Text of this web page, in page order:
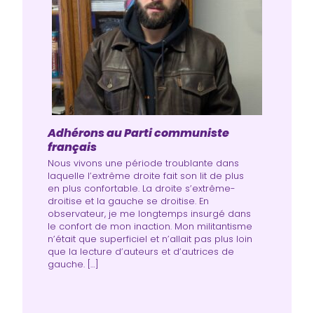
Adhérons au Parti communiste
français
Nous vivons une période troublante dans
laquelle l’extrême droite fait son lit de plus
en plus confortable. La droite s’extrême-
droitise et la gauche se droitise. En
observateur, je me longtemps insurgé dans
le confort de mon inaction. Mon militantisme
n’était que superficiel et n’allait pas plus loin
que la lecture d’auteurs et d’autrices de
gauche. […]